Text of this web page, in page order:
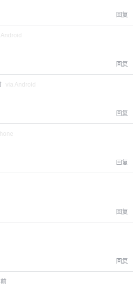
回复
回复
via Android
回复
回复
回复
回复